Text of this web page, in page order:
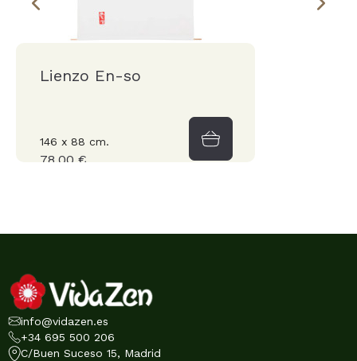
Lienzo En-so
146 x 88 cm.
78,00 €
info@vidazen.es
+34 695 500 206
C/Buen Suceso 15, Madrid